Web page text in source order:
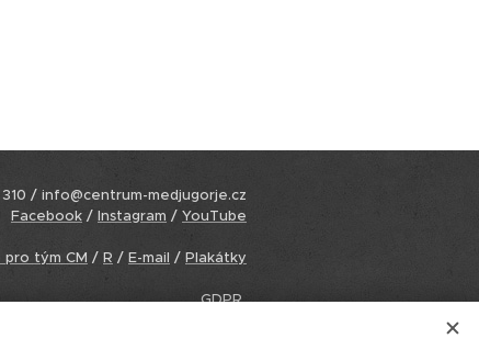
/ info@centrum-medjugorje.cz
Facebook / Instagram / YouTube
pro tým CM / R / E-mail / Plakátky
GDPR